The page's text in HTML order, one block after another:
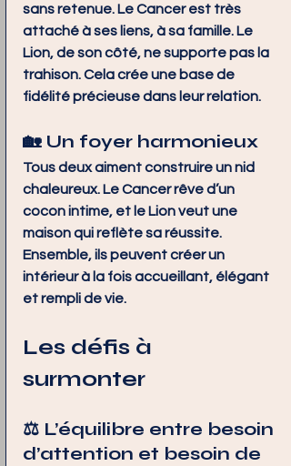
sans retenue. Le Cancer est très
attaché à ses liens, à sa famille. Le
Lion, de son côté, ne supporte pas la
trahison. Cela crée une base de
fidélité précieuse dans leur relation.
🏡 Un foyer harmonieux
Tous deux aiment construire un nid
chaleureux. Le Cancer rêve d’un
cocon intime, et le Lion veut une
maison qui reflète sa réussite.
Ensemble, ils peuvent créer un
intérieur à la fois accueillant, élégant
et rempli de vie.
Les défis à
surmonter
⚖️ L’équilibre entre besoin
d’attention et besoin de